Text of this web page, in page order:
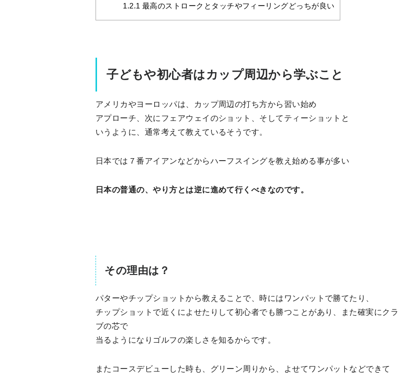
1.2.1 最高のストロークとタッチやフィーリングどっちが良い
子どもや初心者はカップ周辺から学ぶこと
アメリカやヨーロッパは、カップ周辺の打ち方から習い始め
アプローチ、次にフェアウェイのショット、そしてティーショットと
いうように、通常考えて教えているそうです。
日本では７番アイアンなどからハーフスイングを教え始める事が多い
日本の普通の、やり方とは逆に進めて行くべきなのです。
その理由は？
パターやチップショットから教えることで、時にはワンパットで勝てたり、
チップショットで近くによせたりして初心者でも勝つことがあり、また確実にクラ
ブの芯で
当るようになりゴルフの楽しさを知るからです。
またコースデビューした時も、グリーン周りから、よせてワンパットなどできて